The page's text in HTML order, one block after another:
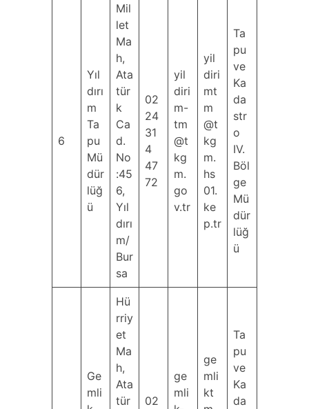
6
Yıl
dırı
m
Ta
pu
Mü
dür
lüğ
ü
Mil
let
Ma
h,
Ata
tür
k
Ca
d.
No
:45
6,
Yıl
dırı
m/
Bur
sa
02
24
31
4
47
72
yil
diri
m-
tm
@t
kg
m.
go
v.tr
yil
diri
mt
m
@t
kg
m.
hs
01.
ke
p.tr
Ta
pu
ve
Ka
da
str
o
IV.
Böl
ge
Mü
dür
lüğ
ü
Ge
mli
Hü
rriy
et
Ma
h,
Ata
tür
02
ge
mli
ge
mli
kt
Ta
pu
ve
Ka
da